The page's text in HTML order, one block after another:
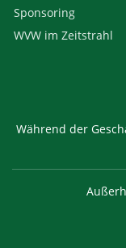
Sponsoring
WVW im Zeitstrahl
Während der